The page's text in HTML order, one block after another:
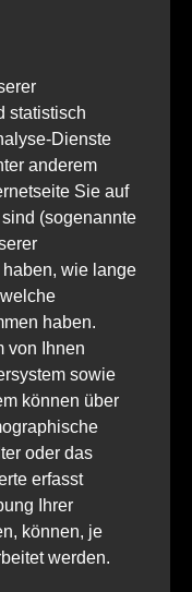
statistisch
Dienste
anderem
Sie auf
(sogenannte
haben, wie lange
haben.
von Ihnen
sowie
können über
oder das
erfasst
Ihrer
können, je
werden.